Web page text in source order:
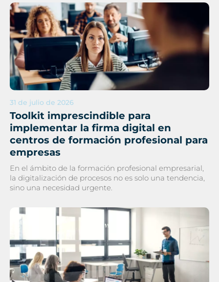
31 de julio de 2026
Toolkit imprescindible para
implementar la firma digital en
centros de formación profesional para
empresas
En el ámbito de la formación profesional empresarial,
la digitalización de procesos no es solo una tendencia,
sino una necesidad urgente.